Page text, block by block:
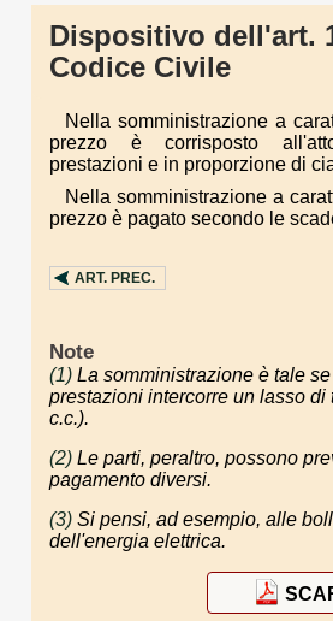
Dispositivo dell'art.
Codice Civile
Nella somministrazione a
prezzo è corrisposto
prestazioni e in proporzione di
Nella somministrazione a
prezzo è pagato secondo le
ART. PREC.
Note
(1) La somministrazione è tale
prestazioni intercorre un lasso di
c.c.).
(2) Le parti, peraltro, possono
pagamento diversi.
(3) Si pensi, ad esempio, alle
dell'energia elettrica.